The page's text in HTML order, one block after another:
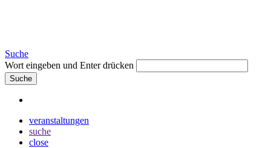
Suche
Wort eingeben und Enter drücken
Suche
veranstaltungen
suche
close